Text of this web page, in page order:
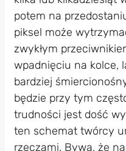
potem na
piksel może
zwykłym
wpadnięciu na kolce,
bardziej
będzie przy tym
trudności jest dość
ten schemat twórcy
rzeczami. Bywa, że